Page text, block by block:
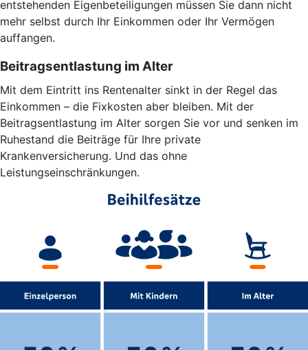
entstehenden Eigenbeteiligungen müssen Sie dann nicht
mehr selbst durch Ihr Einkommen oder Ihr Vermögen
auffangen.
Beitragsentlastung im Alter
Mit dem Eintritt ins Rentenalter sinkt in der Regel das
Einkommen – die Fixkosten aber bleiben. Mit der
Beitragsentlastung im Alter sorgen Sie vor und senken im
Ruhestand die Beiträge für Ihre private
Krankenversicherung. Und das ohne
Leistungseinschränkungen.